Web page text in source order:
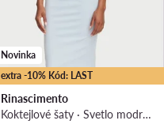
extra -10% Kód: LAST
Novinka
Rinascimento
Koktejlové šaty · Svetlo modrá · Midi